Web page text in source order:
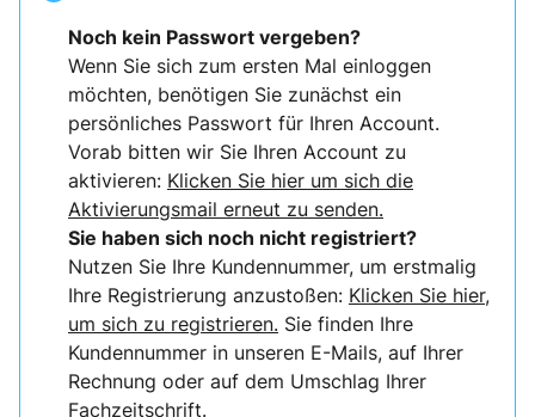
Noch kein Passwort vergeben?
Wenn Sie sich zum ersten Mal einloggen
möchten, benötigen Sie zunächst ein
persönliches Passwort für Ihren Account.
Vorab bitten wir Sie Ihren Account zu
aktivieren: Klicken Sie hier um sich die
Aktivierungsmail erneut zu senden.
Sie haben sich noch nicht registriert?
Nutzen Sie Ihre Kundennummer, um erstmalig
Ihre Registrierung anzustoßen: Klicken Sie hier,
um sich zu registrieren. Sie finden Ihre
Kundennummer in unseren E-Mails, auf Ihrer
Rechnung oder auf dem Umschlag Ihrer
Fachzeitschrift.